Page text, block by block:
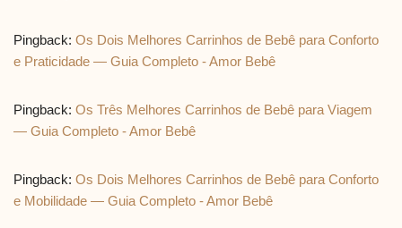
Pingback: Os Dois Melhores Carrinhos de Bebê para Conforto
e Praticidade — Guia Completo - Amor Bebê
Pingback: Os Três Melhores Carrinhos de Bebê para Viagem
— Guia Completo - Amor Bebê
Pingback: Os Dois Melhores Carrinhos de Bebê para Conforto
e Mobilidade — Guia Completo - Amor Bebê